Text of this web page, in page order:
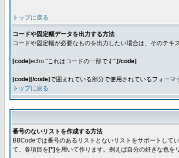
トップに戻る
コードや固定幅データを出力する方法
コードや固定幅が必要なものを出力したい場合は、そのテキ
[code]echo "これはコードの一部です";[/code]
[code][/code]で囲まれている部分で使用されているフォー
トップに戻る
番号のないリストを作成する方法
BBCodeでは番号のあるリストとないリストをサポートして
て、各項目を [*] を用いて作ります。例えば自分の好きな色を